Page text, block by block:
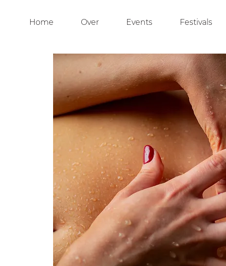
Home Over Events Festivals